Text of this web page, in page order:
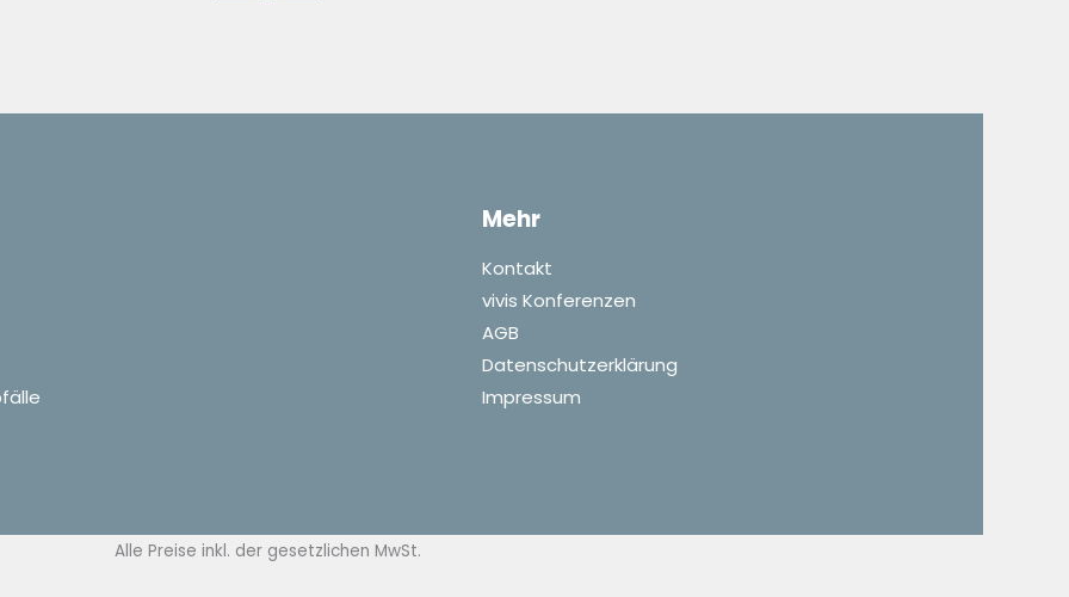
Mehr
Kontakt
vivis Konferenzen
AGB
Datenschutzerklärung
Impressum
Alle Preise inkl. der gesetzlichen MwSt.